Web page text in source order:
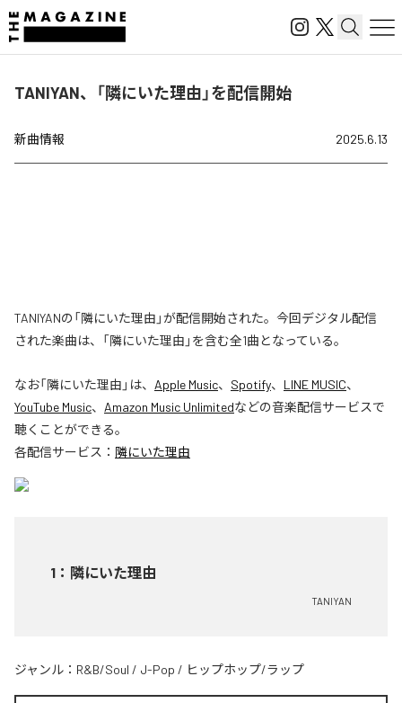
TANIYAN、「隣にいた理由」を配信開始
新曲情報 2025.6.13
TANIYANの「隣にいた理由」が配信開始された。今回デジタル配信
された楽曲は、「隣にいた理由」を含む全1曲となっている。
なお「隣にいた理由 」は、 Apple Music、 Spotify、 LINE MUSIC、
YouTube Music、 Amazon Music Unlimitedなどの音楽配信サービスで
聴くことができる。
各配信サービス： 隣にいた理由
1 ： 隣にいた理由
TANIYAN
ジャンル： R&B/Soul / J-Pop / ヒップホップ/ラップ